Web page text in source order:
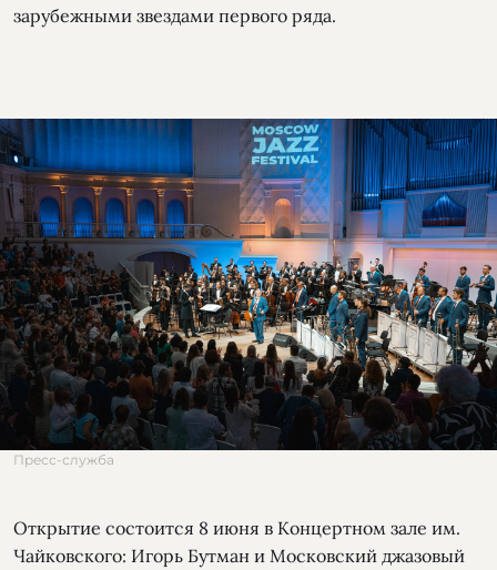
зарубежными звездами первого ряда.
Пресс-служба
Открытие состоится 8 июня в Концертном зале им.
Чайковского: Игорь Бутман и Московский джазовый